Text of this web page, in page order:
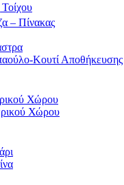
– Πίνακας
Κουτί Αποθήκευσης
Χώρου
Χώρου